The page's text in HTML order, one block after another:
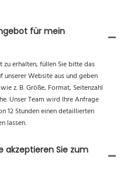
für mein
erhalten, füllen Sie bitte das
Website aus und geben
z. B. Größe, Format, Seitenzahl
Unser Team wird Ihre Anfrage
12 Stunden einen detaillierten
lassen.
Sie zum